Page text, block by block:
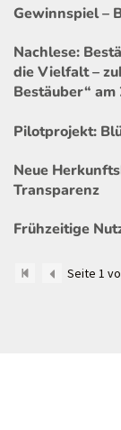
Gewinnspiel –
Nachlese:
die Vielfalt –
Bestäuber“
Pilotprojekt:
Neue
Transparenz
Frühzeitige
Seite 1